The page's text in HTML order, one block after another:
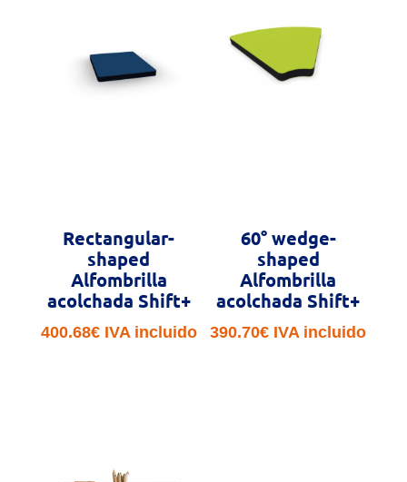
Rectangular-
shaped
Alfombrilla
acolchada Shift+
400.68€ IVA incluido
60° wedge-
shaped
Alfombrilla
acolchada Shift+
390.70€ IVA incluido